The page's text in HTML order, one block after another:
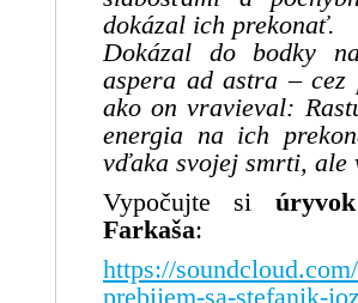
dokázal ich prekonať.
Dokázal do bodky
aspera ad astra – cez
ako on vravieval:
energia na ich
vďaka svojej smrti, ale
Vypočujte si
Farkaša:
https://
prebijem-sa-stefanik-